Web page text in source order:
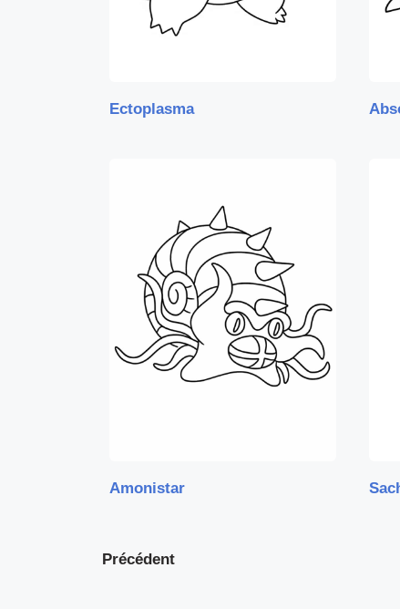
Ectoplasma
Amonistar
Précédent